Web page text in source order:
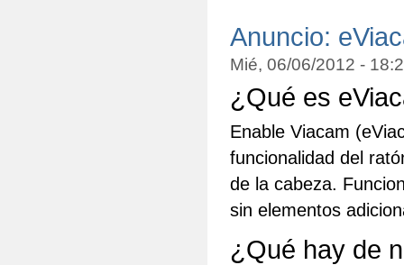
Anuncio:
Mié, 06/06/2012 -
¿Qué es
Enable Viacam
funcionalidad del
de la cabeza.
sin elementos
¿Qué hay de